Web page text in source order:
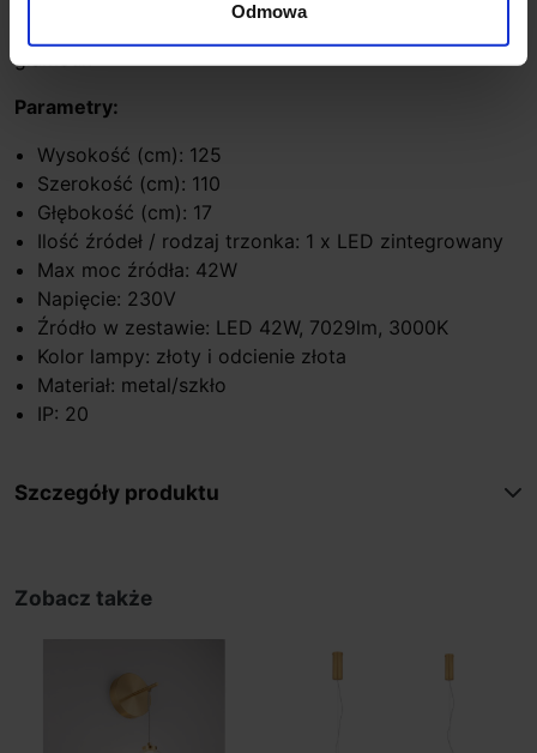
Odmowa
glamour.
Parametry:
Wysokość (cm): 125
Szerokość (cm): 110
Głębokość (cm): 17
Ilość źródeł / rodzaj trzonka: 1 x LED zintegrowany
Max moc źródła: 42W
Napięcie: 230V
Źródło w zestawie: LED 42W, 7029lm, 3000K
Kolor lampy: złoty i odcienie złota
Materiał: metal/szkło
IP: 20
Szczegóły produktu
Zobacz także